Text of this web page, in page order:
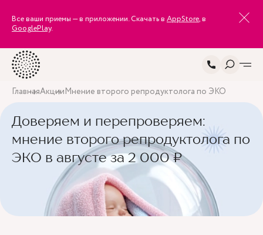
Все ваши приемы — в приложении. Скачать в AppStore, в
GooglePlay.
ГлавнаяАкцииМнение второго репродуктолога по ЭКО
Доверяем и перепроверяем:
мнение второго репродуктолога по
ЭКО в августе за 2 000 ₽